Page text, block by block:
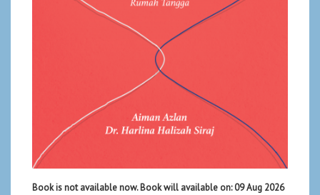
Book is not available now. Book will available on: 09 Aug 2026